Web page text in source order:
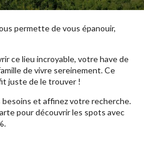
permette de vous épanouir,
ce lieu incroyable, votre have de
de vivre sereinement. Ce
juste de le trouver !
besoins et affinez votre recherche.
pour découvrir les spots avec